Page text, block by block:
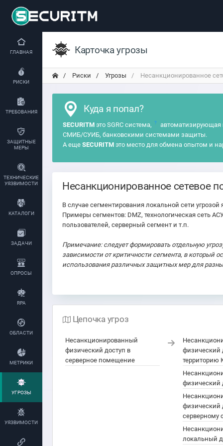
ГЛАВНАЯ
РИСКИ
ТРЕБОВАНИЯ
ЗАЩИТНЫЕ
МЕРЫ
ТЕХНИЧЕСКИЕ
УЯЗВИМОСТИ
КАТАЛОГИ
ЗАДАЧИ
ОПРОСЫ
RPA
ОБЛАСТИ
МЕТРИКИ
УГРОЗЫ
УЯЗВИМОСТИ
Карточка угрозы
Риски Угрозы Несанкционированное
Куда я попал?
SECURITM это SGRC система, ? автоматизирующая
СМИБ/СУИБ, банковскими системами защиты.
А еще SECURITM это место для обмена опытом и
Несанкционированное сетевое
В случае сегментирования локальной сети
Примеры сегментов: DMZ, технологическая сеть
пользователей, серверный сегмент и т.п.
Примечание: следует формировать отдельную
зависимости от критичности сегмента, в который
использования различных защитных мер для
Цепочка угроз
Несанкционированный
физический доступ в
серверное помещение
физический
территорию
физический
физический
серверному
локальный